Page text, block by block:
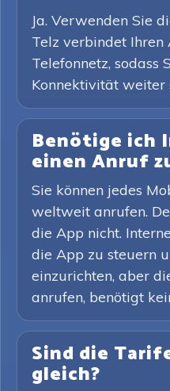
Ja. Verwenden Sie
Telz verbindet
Telefonnetz, sodass
Konnektivität weiter
Benötige ich
einen Anruf
Sie können jedes
weltweit anrufen.
die App nicht.
die App zu steuern
einzurichten, aber
anrufen, benötigt
Sind die
gleich?